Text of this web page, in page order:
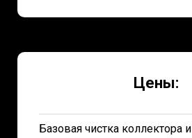
Цены:
Базовая чистка коллектора и